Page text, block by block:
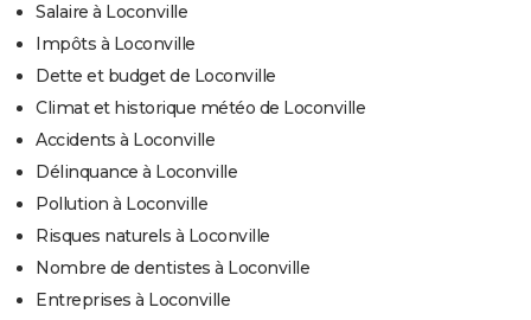
Salaire à Loconville
Impôts à Loconville
Dette et budget de Loconville
Climat et historique météo de Loconville
Accidents à Loconville
Délinquance à Loconville
Pollution à Loconville
Risques naturels à Loconville
Nombre de dentistes à Loconville
Entreprises à Loconville